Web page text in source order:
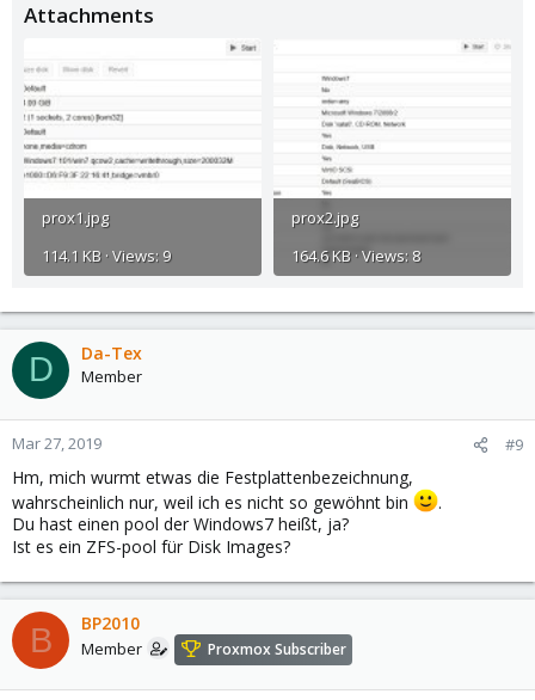
Attachments
prox1.jpg
114.1 KB · Views: 9
prox2.jpg
164.6 KB · Views: 8
D Da-Tex
Member
Mar 27, 2019 #9
Hm, mich wurmt etwas die Festplattenbezeichnung,
wahrscheinlich nur, weil ich es nicht so gewöhnt bin
.
Du hast einen pool der Windows7 heißt, ja?
Ist es ein ZFS-pool für Disk Images?
B BP2010
Member Proxmox Subscriber